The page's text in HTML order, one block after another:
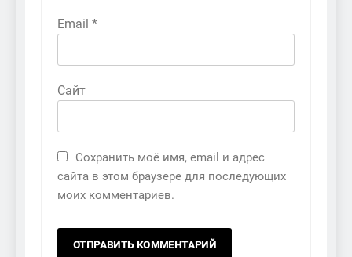
Email *
Сайт
Сохранить моё имя, email и адрес
сайта в этом браузере для последующих
моих комментариев.